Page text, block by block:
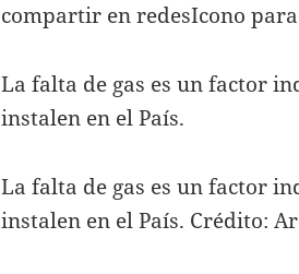
compartir en redesIcono
La falta de gas es un factor
instalen en el País.
La falta de gas es un factor
instalen en el País. Crédito: